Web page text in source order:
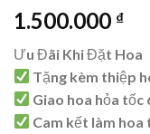
1.500.000 ₫
Ưu Đãi Khi Đặt Hoa
Tặng kèm thiệp
Giao hoa hỏa tốc
Cam kết làm